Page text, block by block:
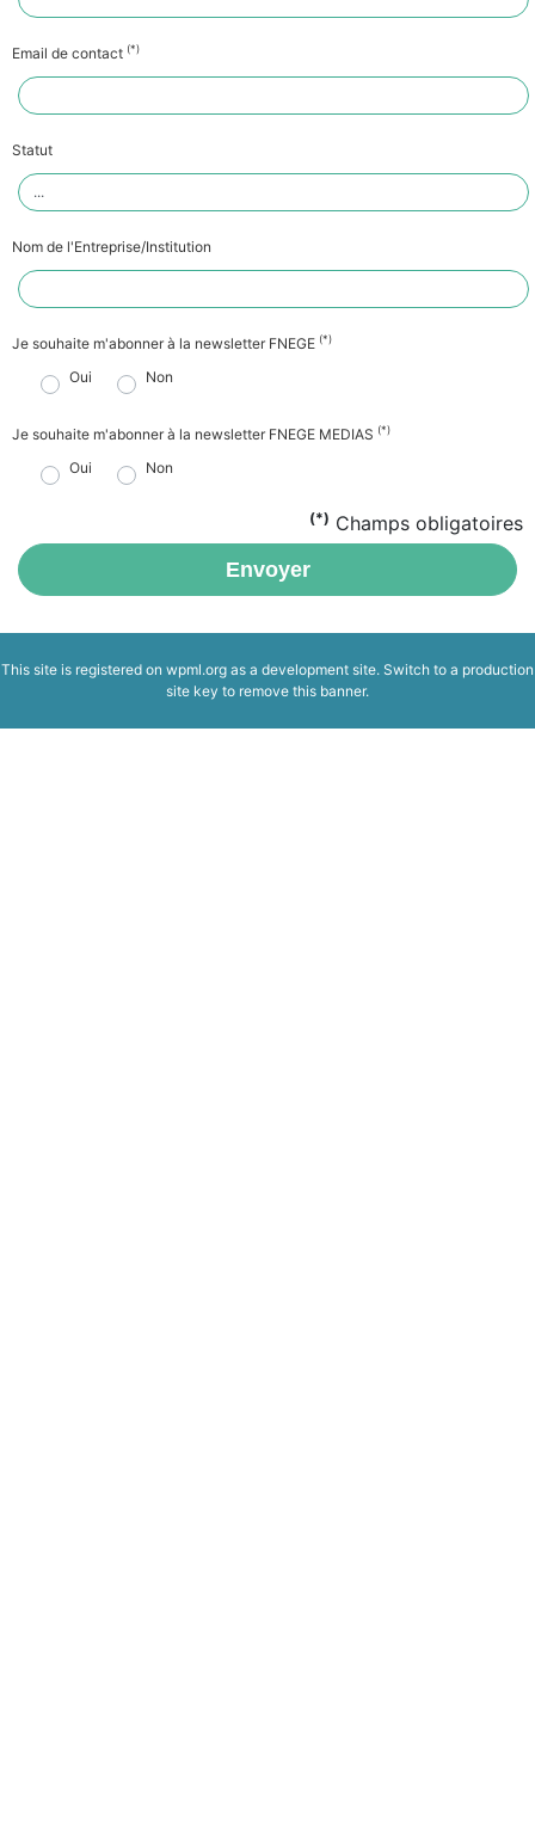
Email de contact (*)
Statut
Nom de l'Entreprise/Institution
Je souhaite m'abonner à la newsletter FNEGE (*)
Oui Non
Je souhaite m'abonner à la newsletter FNEGE MEDIAS (*)
Oui Non
(*) Champs obligatoires
Envoyer
This site is registered on wpml.org as a development site. Switch to a production
site key to remove this banner.